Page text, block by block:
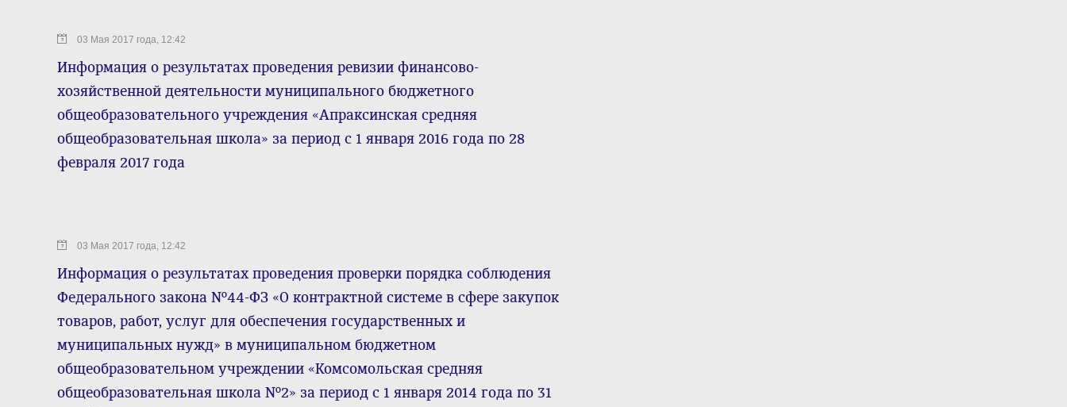
03 Мая 2017 года, 12:42
Информация о результатах проведения ревизии финансово-
хозяйственной деятельности муниципального бюджетного
общеобразовательного учреждения «Апраксинская средняя
общеобразовательная школа» за период с 1 января 2016 года по 28
февраля 2017 года
03 Мая 2017 года, 12:42
Информация о результатах проведения проверки порядка соблюдения
Федерального закона №44-ФЗ «О контрактной системе в сфере закупок
товаров, работ, услуг для обеспечения государственных и
муниципальных нужд» в муниципальном бюджетном
общеобразовательном учреждении «Комсомольская средняя
общеобразовательная школа №2» за период с 1 января 2014 года по 31